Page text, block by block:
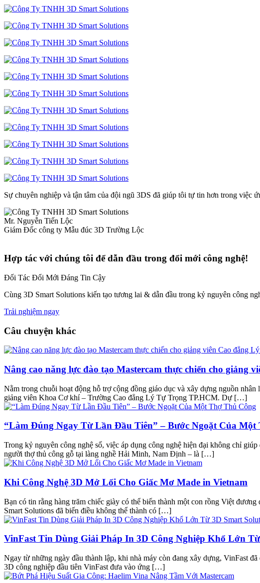
Sự chuyên nghiệp và tận tâm của đội ngũ 3DS đã giúp tôi tự tin hơn trong việc
Mr. Nguyễn Tiến Lộc
Giám Đốc công ty Mẫu đúc 3D Trường Lộc
Hợp tác với chúng tôi để dẫn đầu trong đổi mới công nghệ!
Đối Tác Đổi Mới Đáng Tin Cậy
Cùng 3D Smart Solutions kiến tạo tương lai & dẫn đầu trong kỷ nguyên công
Trải nghiệm ngay
Câu chuyện khác
Nâng cao năng lực đào tạo Mastercam thực chiến cho giảng
Nằm trong chuỗi hoạt động hỗ trợ cộng đồng giáo dục và xây dựng nguồn
giảng viên Khoa Cơ khí – Trường Cao đẳng Lý Tự Trọng TP.HCM. Dự […]
“Làm Đúng Ngay Từ Lần Đầu Tiên” – Bước Ngoặt Của Một
Trong kỷ nguyên công nghệ số, việc áp dụng công nghệ hiện đại không chỉ
người thợ thủ công gỗ tại làng nghề Hải Minh, Nam Định – là […]
Khi Công Nghệ 3D Mở Lối Cho Giấc Mơ Made in Vietnam
Bạn có tin rằng hàng trăm chiếc giày có thể biến thành một con rồng Việt
Smart Solutions đã biến điều không thể thành có […]
VinFast Tin Dùng Giải Pháp In 3D Công Nghiệp Khổ Lớn
Ngay từ những ngày đầu thành lập, khi nhà máy còn đang xây dựng, VinFast
3D công nghiệp đầu tiên VinFast đưa vào ứng […]